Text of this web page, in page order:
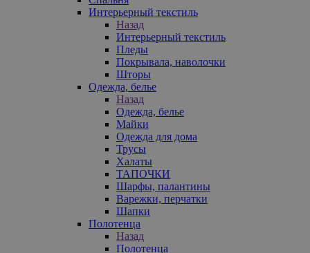
Интерьерный текстиль
Назад
Интерьерный текстиль
Пледы
Покрывала, наволочки
Шторы
Одежда, белье
Назад
Одежда, белье
Майки
Одежда для дома
Трусы
Халаты
ТАПОЧКИ
Шарфы, палантины
Варежки, перчатки
Шапки
Полотенца
Назад
Полотенца